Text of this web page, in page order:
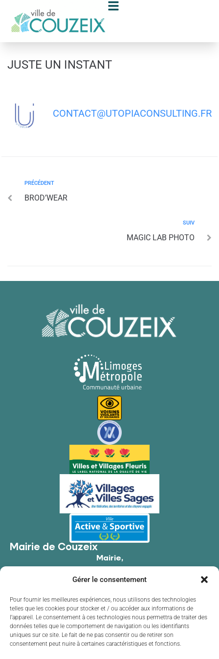
Gérer le consentement
Pour fournir les meilleures expériences, nous utilisons des technologies
telles que les cookies pour stocker et / ou accéder aux informations de
l’appareil. Le consentement à ces technologies nous permettra de traiter des
données telles que le comportement de navigation ou les identifiants
uniques sur ce site. Le fait de ne pas consentir ou de retirer son
consentement peut nuire à certaines caractéristiques et fonctions.
JUSTE UN INSTANT
CONTACT@UTOPIACONSULTING.FR
PRÉCÉDENT
BROD’WEAR
SUIV
MAGIC LAB PHOTO
Mairie de Couzeix
Mairie,
87270 Couzeix
05 55 39 34 09
Contacter la mairie
Horaires d'ouverture
Lundide 8h30 à 12h00 et de 13h30 à 17h30
Mardi
de 8h30 à 12h00 et de 13h30 à 17h30